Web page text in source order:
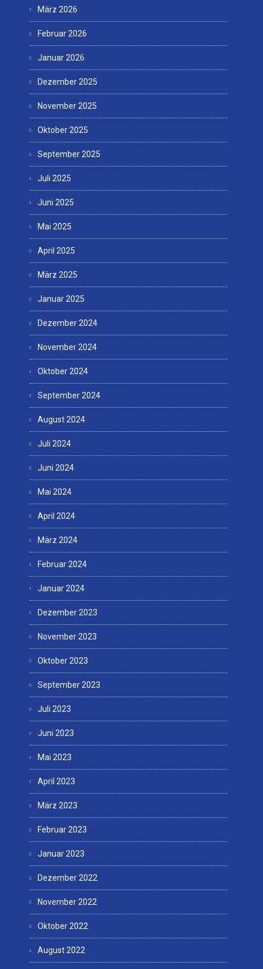
März 2026
Februar 2026
Januar 2026
Dezember 2025
November 2025
Oktober 2025
September 2025
Juli 2025
Juni 2025
Mai 2025
April 2025
März 2025
Januar 2025
Dezember 2024
November 2024
Oktober 2024
September 2024
August 2024
Juli 2024
Juni 2024
Mai 2024
April 2024
März 2024
Februar 2024
Januar 2024
Dezember 2023
November 2023
Oktober 2023
September 2023
Juli 2023
Juni 2023
Mai 2023
April 2023
März 2023
Februar 2023
Januar 2023
Dezember 2022
November 2022
Oktober 2022
August 2022